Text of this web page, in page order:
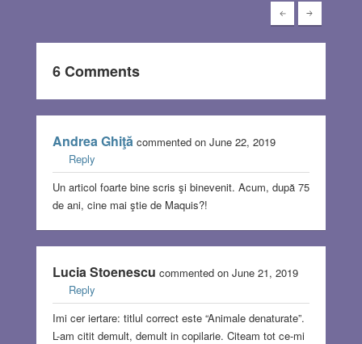
6 Comments
Andrea Ghiţă commented on June 22, 2019
Reply
Un articol foarte bine scris şi binevenit. Acum, după 75
de ani, cine mai ştie de Maquis?!
Lucia Stoenescu commented on June 21, 2019
Reply
Imi cer iertare: titlul correct este “Animale denaturate”.
L-am citit demult, demult in copilarie. Citeam tot ce-mi